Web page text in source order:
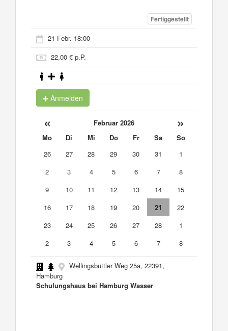
Fertiggestellt
21 Febr. 18:00
22,00 € p.P.
Anmelden
« Februar 2026 »
Mo Di Mi Do Fr Sa
So
26
27 28 29 30 31
1
2
3 4 5 6 7
8
9
10 11 12 13 14
15
16
17 18 19 20 21
22
23
24 25 26 27 28
1
2
3 4 5 6 7 8
Wellingsbüttler Weg 25a, 22391,
Hamburg
Schulungshaus bei Hamburg Wasser